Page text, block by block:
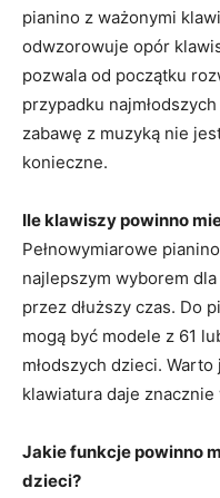
pianino z ważonymi
odwzorowuje opór
pozwala od początku
przypadku
zabawę z muzyką nie
konieczne.
Ile klawiszy powinno
Pełnowymiarowe
najlepszym wyborem
przez dłuższy czas. Do
mogą być modele z 61
młodszych dzieci.
klawiatura daje
Jakie funkcje powinno
dzieci?